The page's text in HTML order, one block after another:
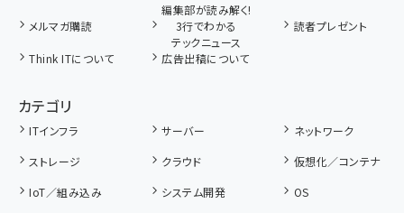
メルマガ購読
編集部が読み解く!
3行でわかる
テックニュース
読者プレゼント
Think ITについて 広告出稿について
カテゴリ
ITインフラ サーバー
ネットワーク
ストレージ
クラウド
仮想化／コンテナ
IoT／組み込み
システム開発 OS